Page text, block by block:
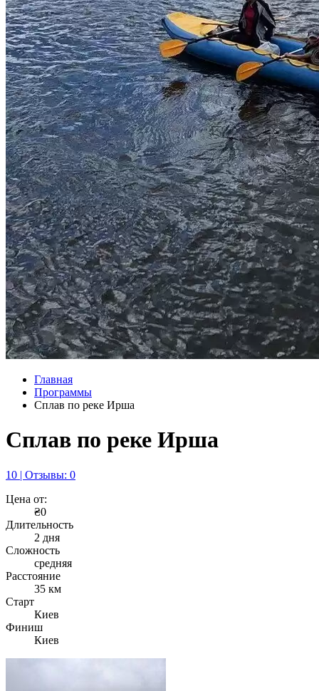
Главная
Программы
Сплав по реке Ирша
Сплав по реке Ирша
10 | Отзывы: 0
Цена от:
₴0
Длительность
2 дня
Сложность
средняя
Расстояние
35 км
Старт
Киев
Финиш
Киев